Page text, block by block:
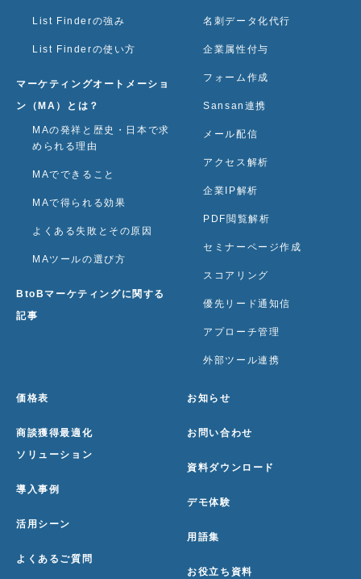
List Finderの強み
List Finderの使い方
マーケティングオートメーショ
ン（MA）とは？
MAの発祥と歴史・日本で求
められる理由
MAでできること
MAで得られる効果
よくある失敗とその原因
MAツールの選び方
BtoBマーケティングに関する
記事
名刺データ化代行
企業属性付与
フォーム作成
Sansan連携
メール配信
アクセス解析
企業IP解析
PDF閲覧解析
セミナーページ作成
スコアリング
優先リード通知信
アプローチ管理
外部ツール連携
価格表
商談獲得最適化
ソリューション
導入事例
活用シーン
よくあるご質問
お知らせ
お問い合わせ
資料ダウンロード
デモ体験
用語集
お役立ち資料